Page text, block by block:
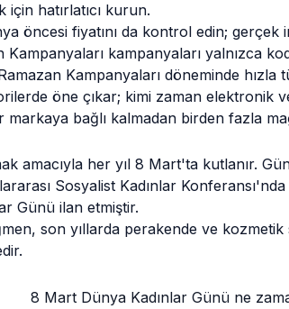
hatırlatıcı kurun.
fiyatını da kontrol edin; gerçek
Kampanyaları kampanyaları yalnızca
Kampanyaları döneminde hızla
öne çıkar; kimi zaman
bağlı kalmadan birden fazla
amacıyla her yıl 8 Mart'ta kutlanır.
Sosyalist Kadınlar
Günü ilan etmiştir.
son yıllarda perakende ve
8 Mart Dünya Kadınlar Günü ne